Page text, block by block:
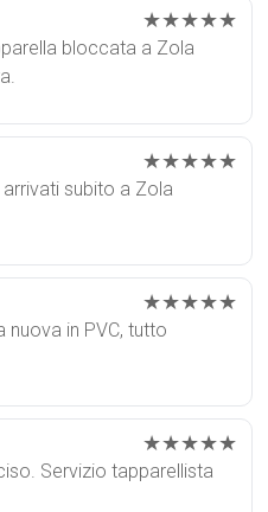
★★★★★
bloccata a Zola
★★★★★
subito a Zola
★★★★★
nuova in PVC, tutto
★★★★★
Servizio tapparellista